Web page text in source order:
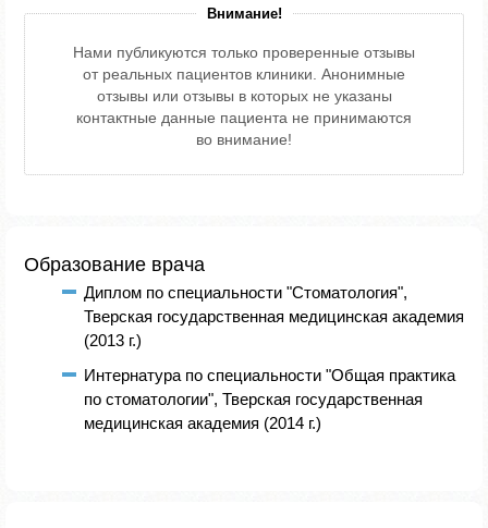
Внимание!
Нами публикуются только проверенные отзывы
от реальных пациентов клиники. Анонимные
отзывы или отзывы в которых не указаны
контактные данные пациента не принимаются
во внимание!
Образование врача
Диплом по специальности "Стоматология",
Тверская государственная медицинская академия
(2013 г.)
Интернатура по специальности "Общая практика
по стоматологии", Тверская государственная
медицинская академия (2014 г.)